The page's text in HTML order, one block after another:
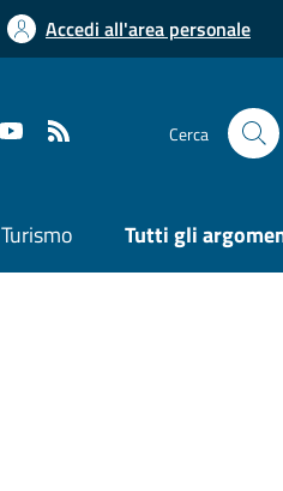
Accedi all'area personale
Cerca
Turismo Tutti gli